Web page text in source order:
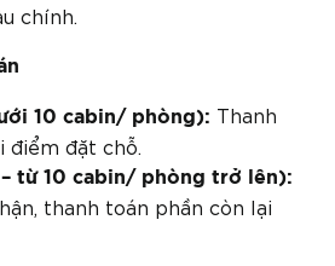
chính.
10 cabin/ phòng): Thanh
điểm đặt chỗ.
– từ 10 cabin/ phòng trở lên):
thanh toán phần còn lại